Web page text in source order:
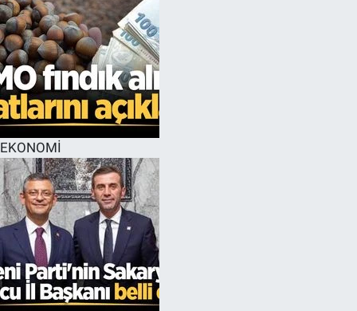
EKONOMİ